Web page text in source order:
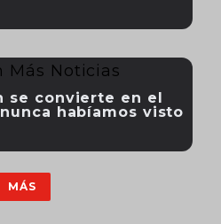
se convierte en el
habíamos visto
MÁS